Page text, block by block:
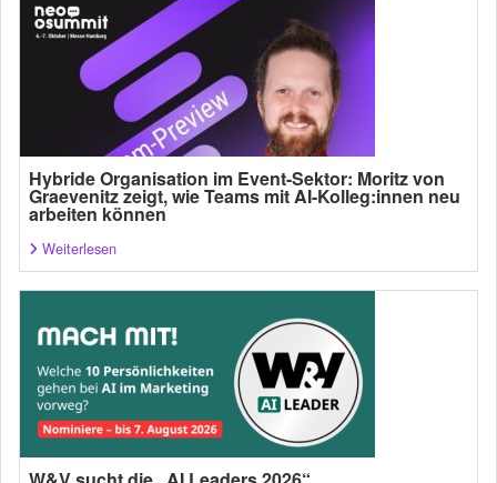
Hybride Organisation im Event-Sektor: Moritz von
Graevenitz zeigt, wie Teams mit AI-Kolleg:innen neu
arbeiten können
Weiterlesen